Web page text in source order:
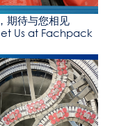
待与您相见
Us at Fachpack